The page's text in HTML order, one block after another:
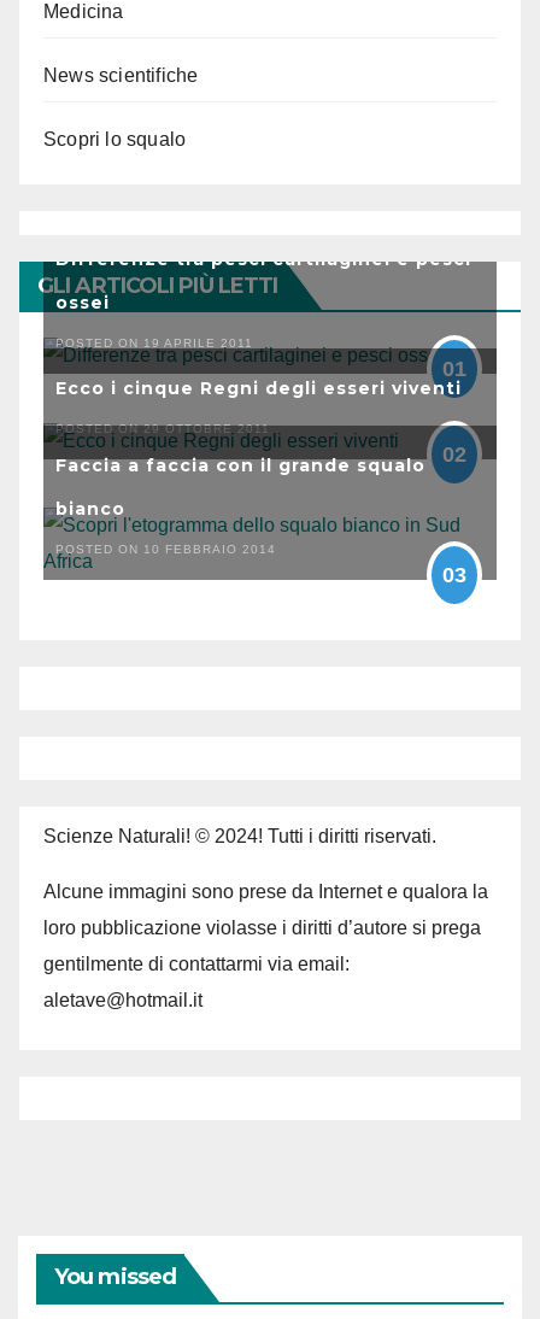
Medicina
News scientifiche
Scopri lo squalo
GLI ARTICOLI PIÙ LETTI
Differenze tra pesci cartilaginei e pesci
ossei
POSTED ON 19 APRILE 2011
01
Ecco i cinque Regni degli esseri viventi
POSTED ON 29 OTTOBRE 2011
02
Faccia a faccia con il grande squalo
bianco
POSTED ON 10 FEBBRAIO 2014
03
Scienze Naturali! © 2024! Tutti i diritti riservati.
Alcune immagini sono prese da Internet e qualora la
loro pubblicazione violasse i diritti d’autore si prega
gentilmente di contattarmi via email:
aletave@hotmail.it
You missed